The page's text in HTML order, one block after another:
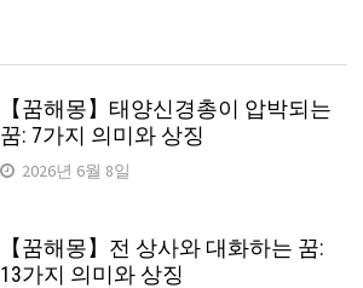
【꿈해몽】태양신경총이 압박되는
꿈: 7가지 의미와 상징
2026년 6월 8일
【꿈해몽】전 상사와 대화하는 꿈:
13가지 의미와 상징